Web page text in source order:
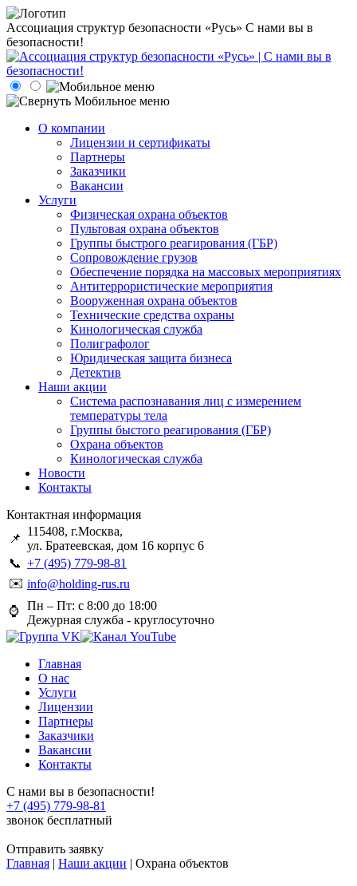
Ассоциация структур безопасности «Русь» С нами вы в
безопасности!
О компании
Лицензии и сертификаты
Партнеры
Заказчики
Вакансии
Услуги
Физическая охрана объектов
Пультовая охрана объектов
Группы быстрого реагирования (ГБР)
Сопровождение грузов
Обеспечение порядка на массовых мероприятиях
Антитеррористические мероприятия
Вооруженная охрана объектов
Технические средства охраны
Кинологическая служба
Полиграфолог
Юридическая защита бизнеса
Детектив
Наши акции
Система распознавания лиц с измерением
температуры тела
Группы быстого реагирования (ГБР)
Охрана объектов
Кинологическая служба
Новости
Контакты
Контактная информация
📌
115408, г.Москва,
ул. Братеевская, дом 16 корпус 6
📞 +7 (495) 779-98-81
✉️ info@holding-rus.ru
⌚️ Пн – Пт: с 8:00 до 18:00
Дежурная служба - круглосуточно
Главная
О нас
Услуги
Лицензии
Партнеры
Заказчики
Вакансии
Контакты
С нами вы в безопасности!
+7 (495) 779-98-81
звонок бесплатный
Отправить заявку
Главная | Наши акции | Охрана объектов